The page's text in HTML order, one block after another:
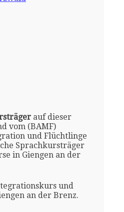
auf dieser
vom (BAMF)
und Flüchtlinge
Sprachkursträger
in Giengen an der
und
an der Brenz.